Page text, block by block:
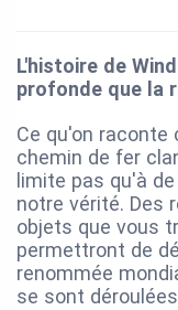
L'histoire de
profonde que la
Ce qu'on raconte
chemin de fer
limite pas qu'à
notre vérité. Des
objets que vous
permettront de
renommée
se sont